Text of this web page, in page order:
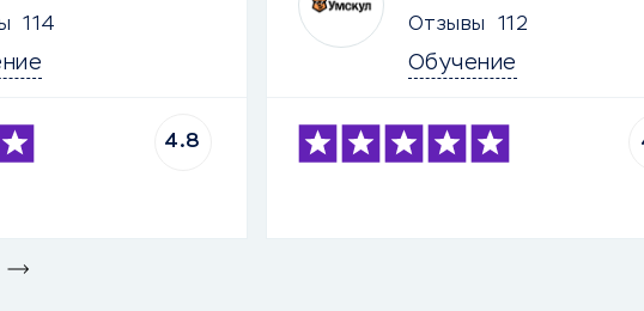
114
4.8
Отзывы 112
Обучение